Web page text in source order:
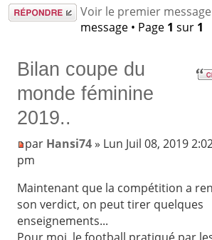
Répondre Voir le premier
message • Page 1 sur 1
Bilan coupe du
monde féminine
2019..
par Hansi74» Lun Juil 08, 2019
pm
Maintenant que la compétition a
son verdict, on peut tirer quelques
enseignements...